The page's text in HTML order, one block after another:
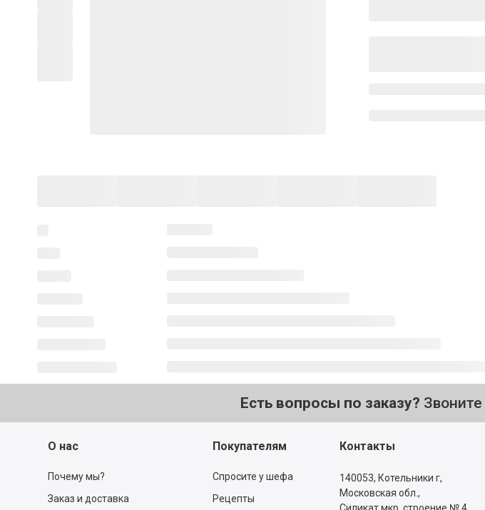
Есть вопросы по заказу? Звоните
О нас
Почему мы?
Заказ и доставка
Покупателям
Спросите у шефа
Рецепты
Контакты
140053, Котельники г,
Московская обл.,